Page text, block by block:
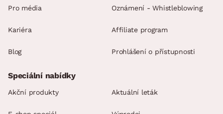
Pro média
Kariéra
Blog
Oznámení - Whistleblowing
Affiliate program
Prohlášení o přístupnosti
Speciální nabídky
Akční produkty Aktuální leták